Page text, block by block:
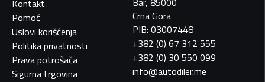
Kontakt
Pomoć
Uslovi korišćenja
Politika privatnosti
Prava potrošača
Sigurna trgovina
Crna Gora
PIB: 03007448
+382 (0) 67 312 555
+382 (0) 30 550 099
info@autodiler.me